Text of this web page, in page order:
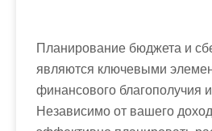
Планирование бюджета и
являются ключевыми
финансового благополучия
Независимо от вашего